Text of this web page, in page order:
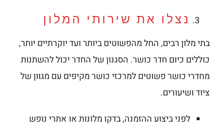
נצלו את שירותי המלון
בתי מלון רבים, החל מהפשוטים ביותר ועד יוקרתיים יותר,
כוללים כיום חדר כושר. הסגנון של החדר יכול להשתנות
מחדרי כושר פשוטים למרכזי כושר מקיפים עם מגוון של
ציוד ושיעורים.
לפני ביצוע ההזמנה, בדקו מלונות או אתרי נופש